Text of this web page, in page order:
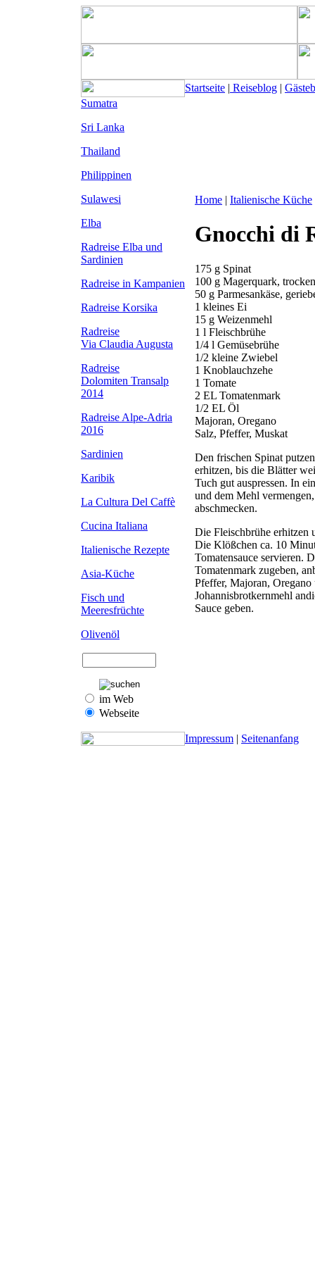
Startseite | Reiseblog |
Sumatra
Sri Lanka
Thailand
Philippinen
Sulawesi
Elba
Radreise Elba und
Sardinien
Radreise in Kampanien
Radreise Korsika
Radreise
Via Claudia Augusta
Radreise
Dolomiten Transalp
2014
Radreise Alpe-Adria
2016
Sardinien
Karibik
La Cultura Del Caffè
Cucina Italiana
Italienische Rezepte
Asia-Küche
Fisch und
Meeresfrüchte
Olivenöl
im Web
Webseite
Home | Italienische Küche
Gnocchi di
175 g Spinat
100 g Magerquark, trocken
50 g Parmesankäse,
1 kleines Ei
15 g Weizenmehl
1 l Fleischbrühe
1/4 l Gemüsebrühe
1/2 kleine Zwiebel
1 Knoblauchzehe
1 Tomate
2 EL Tomatenmark
1/2 EL Öl
Majoran, Oregano
Salz, Pfeffer, Muskat
Den frischen Spinat
erhitzen, bis die Blätter
Tuch gut auspressen. In
und dem Mehl
abschmecken.
Die Fleischbrühe erhitzen
Die Klößchen ca. 10
Tomatensauce servieren.
Tomatenmark zugeben,
Pfeffer, Majoran,
Johannisbrotkernmehl
Sauce geben.
Impressum | Seitenanfang